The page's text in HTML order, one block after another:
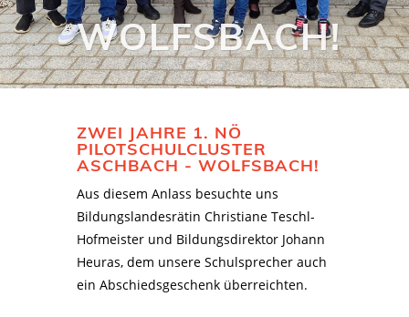
WOLFSBACH!
ZWEI JAHRE 1. NÖ
PILOTSCHULCLUSTER
ASCHBACH - WOLFSBACH!
Aus diesem Anlass besuchte uns
Bildungslandesrätin Christiane Teschl-
Hofmeister und Bildungsdirektor Johann
Heuras, dem unsere Schulsprecher auch
ein Abschiedsgeschenk überreichten.